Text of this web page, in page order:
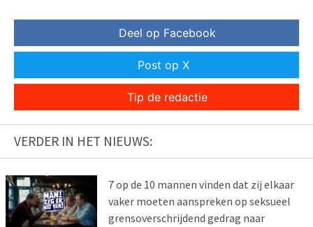
Deel op Facebook
Post op X
Tip de redactie
VERDER IN HET NIEUWS:
7 op de 10 mannen vinden dat zij elkaar
vaker moeten aanspreken op seksueel
grensoverschrijdend gedrag naar